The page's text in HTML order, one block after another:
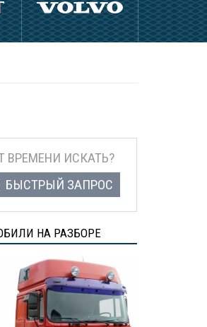
ВРЕМЕНИ ИСКАТЬ?
БЫСТРЫЙ ЗАПРОС
НА РАЗБОРЕ